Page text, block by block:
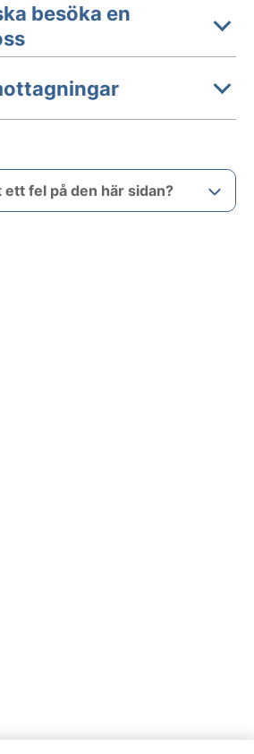
besöka en
ett fel på den här sidan?